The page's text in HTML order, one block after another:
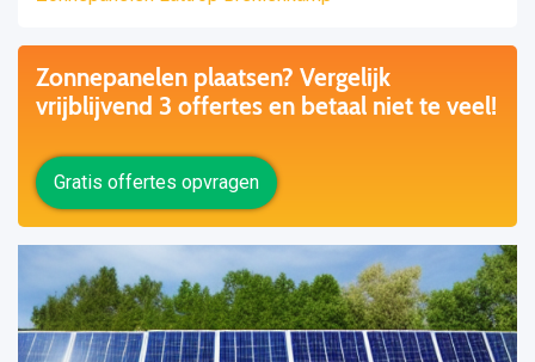
Zonnepanelen plaatsen? Vergelijk
vrijblijvend 3 offertes en betaal niet te veel!
Gratis offertes opvragen